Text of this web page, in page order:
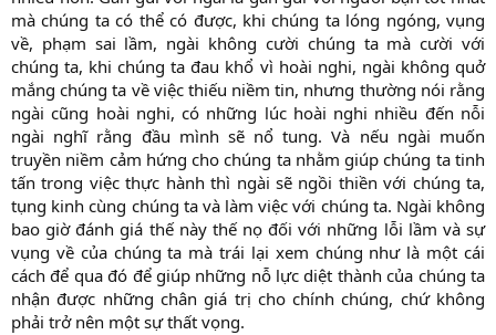
mà chúng ta có thể có được, khi chúng ta lóng ngóng, vụng
về, phạm sai lầm, ngài không cười chúng ta mà cười với
chúng ta, khi chúng ta đau khổ vì hoài nghi, ngài không quở
mắng chúng ta về việc thiếu niềm tin, nhưng thường nói rằng
ngài cũng hoài nghi, có những lúc hoài nghi nhiều đến nỗi
ngài nghĩ rằng đầu mình sẽ nổ tung. Và nếu ngài muốn
truyền niềm cảm hứng cho chúng ta nhằm giúp chúng ta tinh
tấn trong việc thực hành thì ngài sẽ ngồi thiền với chúng ta,
tụng kinh cùng chúng ta và làm việc với chúng ta. Ngài không
bao giờ đánh giá thế này thế nọ đối với những lỗi lầm và sự
vụng về của chúng ta mà trái lại xem chúng như là một cái
cách để qua đó để giúp những nỗ lực diệt thành của chúng ta
nhận được những chân giá trị cho chính chúng, chứ không
phải trở nên một sự thất vọng.